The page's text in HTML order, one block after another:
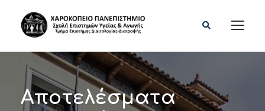
Αποτελέσματα